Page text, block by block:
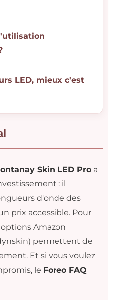
LED, mieux c'est
Skin LED Pro a
: il
d'onde des
prix accessible. Pour
Amazon
permettent de
Et si vous voulez
le Foreo FAQ